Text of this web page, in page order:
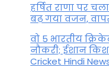
हर्षित राणा पर
बढ़ गया वजन,
वो 5 भारतीय
नौकरी; ईशान
Cricket Hindi